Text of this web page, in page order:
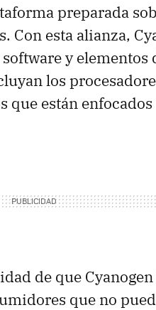
preparada
Con esta alianza,
y elementos
los
están enfocados
de que Cyanogen
que no